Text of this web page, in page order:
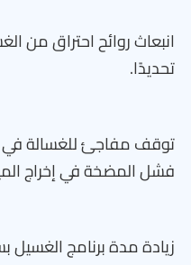
انبعاث روائح احتراق من
تحديدًا.
توقف مفاجئ للغسالة
فشل المضخة في إخراج
زيادة مدة برنامج الغسيل